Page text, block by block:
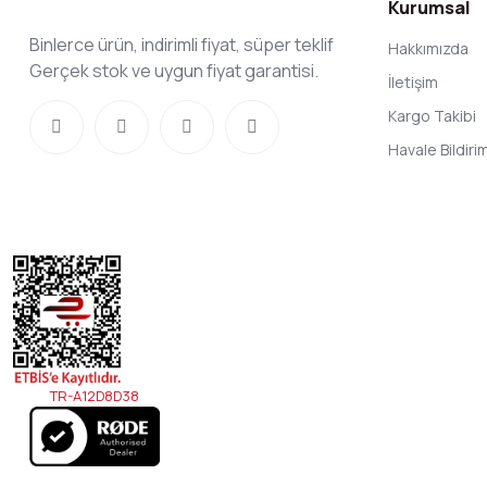
Binlerce ürün, indirimli fiyat, süper teklif
Gerçek stok ve uygun fiyat garantisi.
Kurumsal
Hakkımızda
İletişim
Kargo Takibi
Havale
TR-A12D8D38